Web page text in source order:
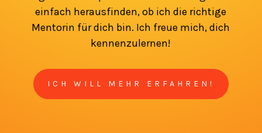
einfach herausfinden, ob ich die richtige
Mentorin für dich bin. Ich freue mich, dich
kennenzulernen!
ICH WILL MEHR ERFAHREN!